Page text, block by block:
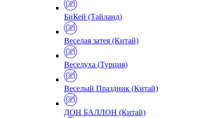
БиКей (Тайланд)
Веселая затея (Китай)
Веселуха (Турция)
Веселый Праздник (Китай)
ДОН БАЛЛОН (Китай)